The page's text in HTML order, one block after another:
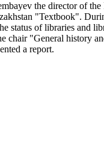
the director of
"Textbook".
status of libraries and
"General history
a report.